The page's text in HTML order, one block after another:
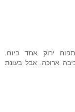
ירוק אחד ביום.
ארוכה. אבל בעונת